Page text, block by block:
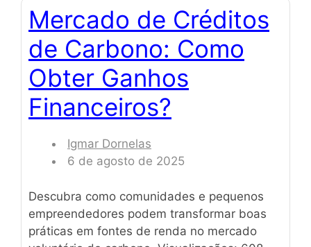
Mercado de Créditos
de Carbono: Como
Obter Ganhos
Financeiros?
Igmar Dornelas
6 de agosto de 2025
Descubra como comunidades e pequenos
empreendedores podem transformar boas
práticas em fontes de renda no mercado